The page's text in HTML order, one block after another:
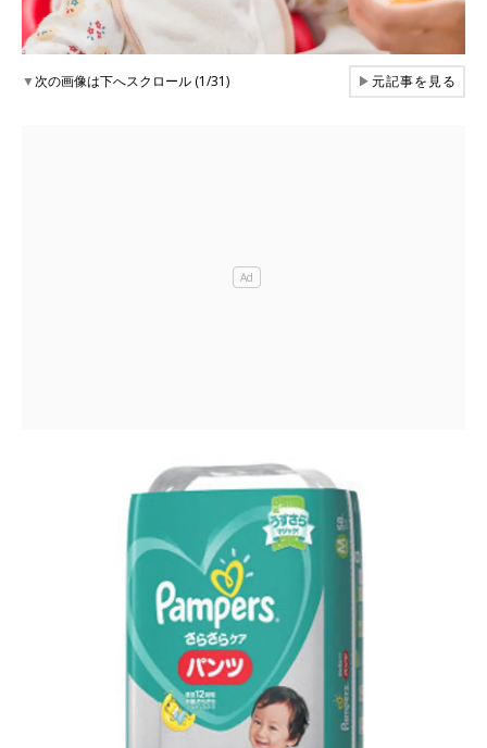
▼次の画像は下へスクロール (1/31) ▶元記事を見る